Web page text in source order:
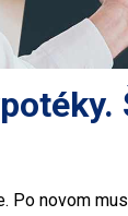
Po novom